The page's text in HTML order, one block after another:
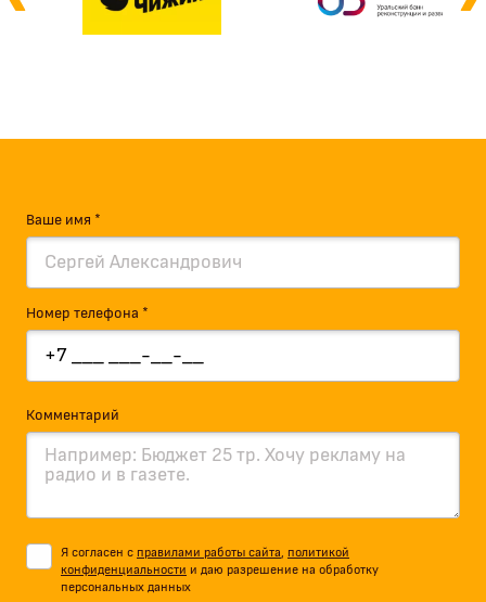
Ваше имя *
Номер телефона *
Комментарий
Я согласен с правилами работы сайта
политикой
конфиденциальности и даю разрешение на обработку
персональных данных